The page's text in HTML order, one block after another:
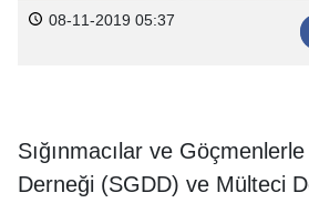
08-11-2019 05:37
Sığınmacılar ve
Derneği (SGDD) ve Mülteci